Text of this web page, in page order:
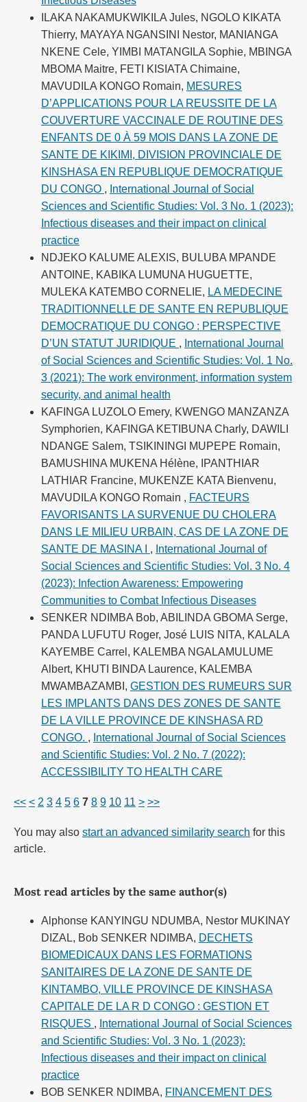
ILAKA NAKAMUKWIKILA Jules, NGOLO KIKATA
Thierry, MAYAYA NGANSINI Nestor, MANIANGA
NKENE Cele, YIMBI MATANGILA Sophie, MBINGA
MBOMA Maitre, FETI KISIATA Chimaine,
MAVUDILA KONGO Romain, MESURES
D’APPLICATIONS POUR LA REUSSITE DE LA
COUVERTURE VACCINALE DE ROUTINE DES
ENFANTS DE 0 À 59 MOIS DANS LA ZONE DE
SANTE DE KIKIMI, DIVISION PROVINCIALE DE
KINSHASA EN REPUBLIQUE DEMOCRATIQUE
DU CONGO , International Journal of Social
Sciences and Scientific Studies: Vol. 3 No. 1 (2023):
Infectious diseases and their impact on clinical
practice
NDJEKO KALUME ALEXIS, BULUBA MPANDE
ANTOINE, KABIKA LUMUNA HUGUETTE,
MULEKA KATEMBO CORNELIE, LA MEDECINE
TRADITIONNELLE DE SANTE EN REPUBLIQUE
DEMOCRATIQUE DU CONGO : PERSPECTIVE
D’UN STATUT JURIDIQUE , International Journal
of Social Sciences and Scientific Studies: Vol. 1 No.
3 (2021): The work environment, information system
security, and animal health
KAFINGA LUZOLO Emery, KWENGO MANZANZA
Symphorien, KAFINGA KETIBUNA Charly, DAWILI
NDANGE Salem, TSIKININGI MUPEPE Romain,
BAMUSHINA MUKENA Hélène, IPANTHIAR
LATHIAR Francine, MUKENZE KATA Bienvenu,
MAVUDILA KONGO Romain , FACTEURS
FAVORISANTS LA SURVENUE DU CHOLERA
DANS LE MILIEU URBAIN, CAS DE LA ZONE DE
SANTE DE MASINA I , International Journal of
Social Sciences and Scientific Studies: Vol. 3 No. 4
(2023): Infection Awareness: Empowering
Communities to Combat Infectious Diseases
SENKER NDIMBA Bob, ABILINDA GBOMA Serge,
PANDA LUFUTU Roger, José LUIS NITA, KALALA
KAYEMBE Carrel, KALEMBA NGALAMULUME
Albert, KHUTI BINDA Laurence, KALEMBA
MWAMBAZAMBI, GESTION DES RUMEURS SUR
LES IMPLANTS DANS DES ZONES DE SANTE
DE LA VILLE PROVINCE DE KINSHASA RD
CONGO. , International Journal of Social Sciences
and Scientific Studies: Vol. 2 No. 7 (2022):
ACCESSIBILITY TO HEALTH CARE
<< < 2 3 4 5 6 7 8 9 10 11 > >>
You may also start an advanced similarity search for this
article.
Most read articles by the same author(s)
Alphonse KANYINGU NDUMBA, Nestor MUKINAY
DIZAL, Bob SENKER NDIMBA, DECHETS
BIOMEDICAUX DANS LES FORMATIONS
SANITAIRES DE LA ZONE DE SANTE DE
KINTAMBO, VILLE PROVINCE DE KINSHASA
CAPITALE DE LA R D CONGO : GESTION ET
RISQUES , International Journal of Social Sciences
and Scientific Studies: Vol. 3 No. 1 (2023):
Infectious diseases and their impact on clinical
practice
BOB SENKER NDIMBA, FINANCEMENT DES